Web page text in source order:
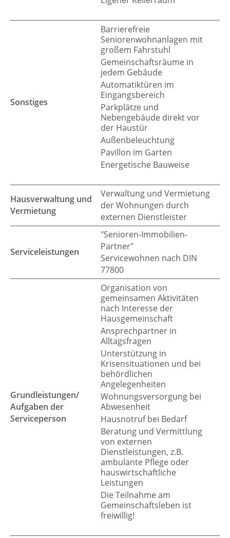
Sonstiges
Barrierefreie
Seniorenwohnanlagen mit
großem Fahrstuhl
Gemeinschaftsräume in
jedem Gebäude
Automatiktüren im
Eingangsbereich
Parkplätze und
Nebengebäude direkt vor
der Haustür
Außenbeleuchtung
Pavillon im Garten
Energetische Bauweise
Hausverwaltung und
Vermietung
Verwaltung und Vermietung
der Wohnungen durch
externen Dienstleister
Serviceleistungen
"Senioren-Immobilien-
Partner"
Servicewohnen nach DIN
77800
Grundleistungen/
Aufgaben der
Serviceperson
Organisation von
gemeinsamen Aktivitäten
nach Interesse der
Hausgemeinschaft
Ansprechpartner in
Alltagsfragen
Unterstützung in
Krisensituationen und bei
behördlichen
Angelegenheiten
Wohnungsversorgung bei
Abwesenheit
Hausnotruf bei Bedarf
Beratung und Vermittlung
von externen
Dienstleistungen, z.B.
ambulante Pflege oder
hauswirtschaftliche
Leistungen
Die Teilnahme am
Gemeinschaftsleben ist
freiwillig!